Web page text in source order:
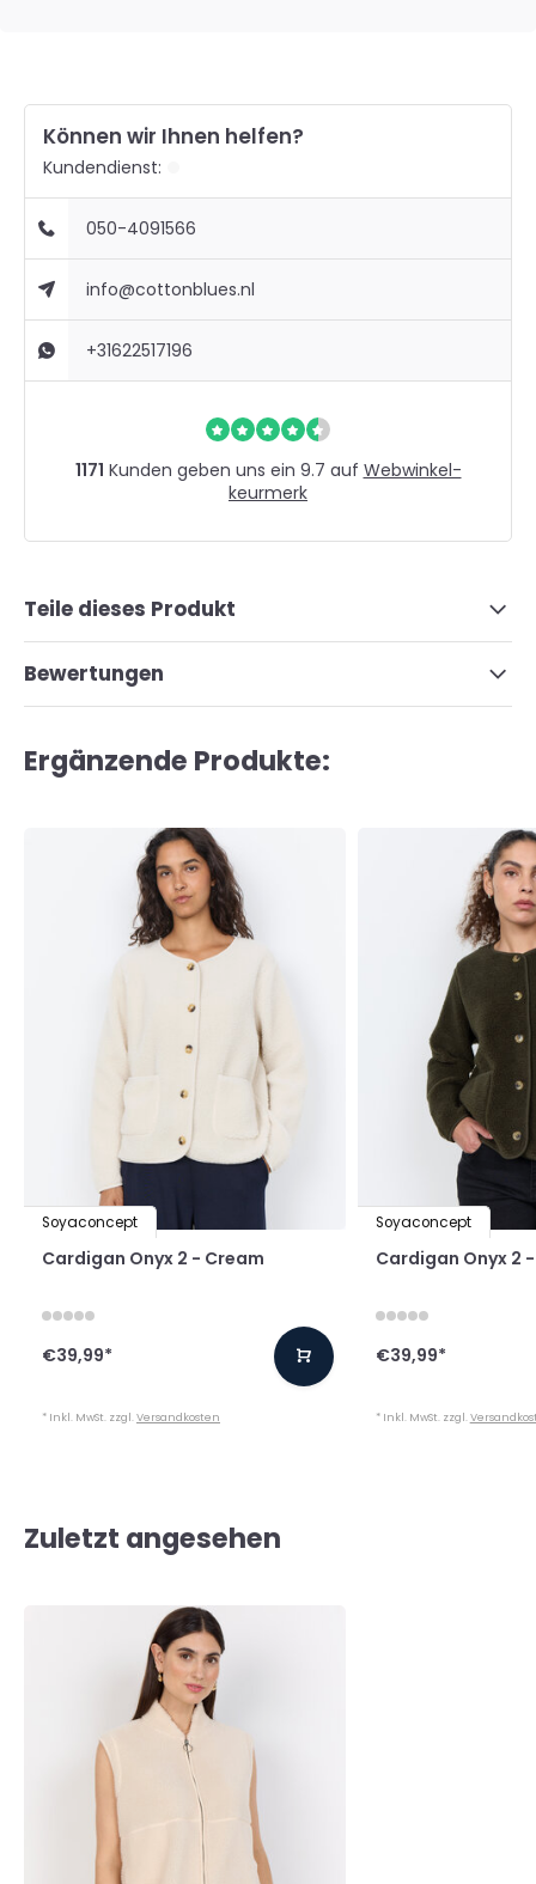
Können wir Ihnen helfen?
Kundendienst:
050-4091566
info@cottonblues.nl
+31622517196
1171 Kunden geben uns ein 9.7 auf Webwinkel-
keurmerk
Teile dieses Produkt
Bewertungen
Ergänzende Produkte:
Soyaconcept
Cardigan Onyx 2 - Cream
€39,99*
* Inkl. MwSt. zzgl.Versandkosten
Soyaconcept
Cardigan Onyx 2
€39,99*
* Inkl. MwSt. zzgl.
Zuletzt angesehen